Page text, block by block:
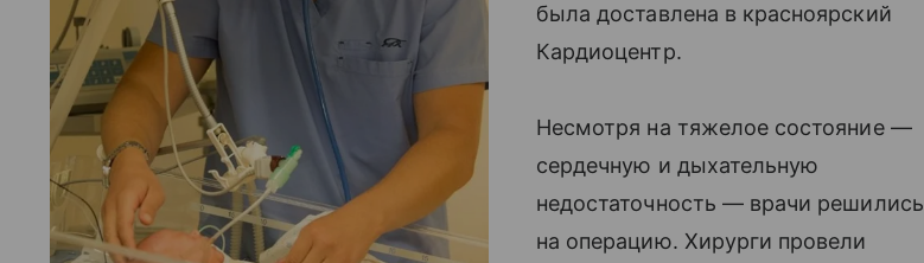
была доставлена в красноярский
Кардиоцентр.
Несмотря на тяжелое состояние —
сердечную и дыхательную
недостаточность — врачи решились
на операцию. Хирурги провели